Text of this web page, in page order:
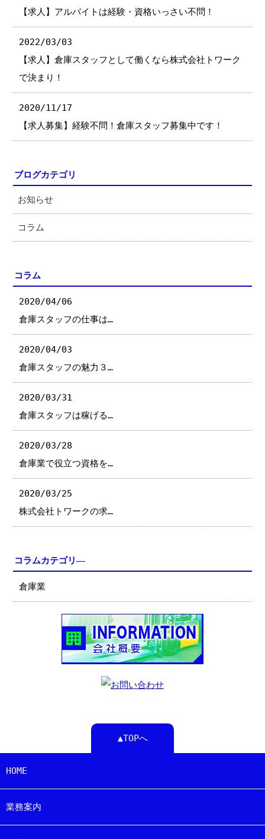
【求人】アルバイトは経験・資格いっさい不問！
2022/03/03
【求人】倉庫スタッフとして働くなら株式会社トワーク
で決まり！
2020/11/17
【求人募集】経験不問！倉庫スタッフ募集中です！
ブログカテゴリ
お知らせ
コラム
コラム
2020/04/06
倉庫スタッフの仕事は…
2020/04/03
倉庫スタッフの魅力３…
2020/03/31
倉庫スタッフは稼げる…
2020/03/28
倉庫業で役立つ資格を…
2020/03/25
株式会社トワークの求…
コラムカテゴリ―
倉庫業
▲TOPへ
HOME
業務案内